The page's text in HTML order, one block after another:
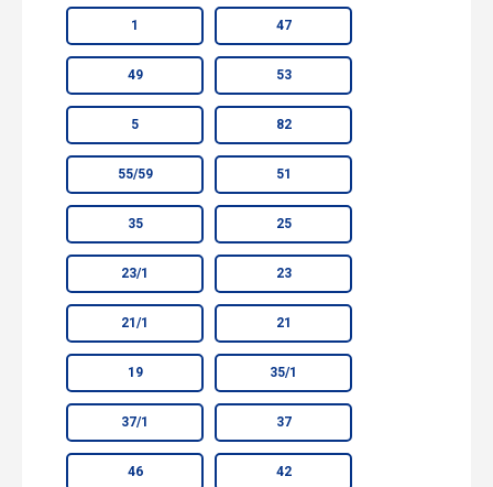
1 47
49 53
5 82
55/59 51
35 25
23/1 23
21/1 21
19 35/1
37/1 37
46 42